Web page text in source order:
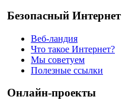
Безопасный Интернет
Веб-ландия
Что такое Интернет?
Мы советуем
Полезные ссылки
Онлайн-проекты